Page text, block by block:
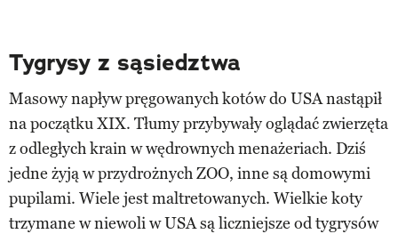
Tygrysy z sąsiedztwa
Masowy napływ pręgowanych kotów do USA nastąpił
na początku XIX. Tłumy przybywały oglądać zwierzęta
z odległych krain w wędrownych menażeriach. Dziś
jedne żyją w przydrożnych ZOO, inne są domowymi
pupilami. Wiele jest maltretowanych. Wielkie koty
trzymane w niewoli w USA są liczniejsze od tygrysów